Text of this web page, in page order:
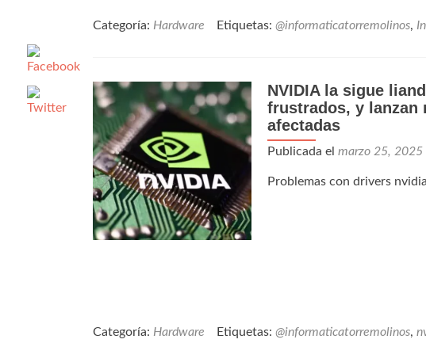
Categoría: Hardware Etiquetas: @informaticatorremolinos,
NVIDIA la sigue
frustrados, y lanzan
afectadas
Publicada el marzo 25, 2025
Problemas con drivers nvidia
Categoría: Hardware Etiquetas: @informaticatorremolinos,